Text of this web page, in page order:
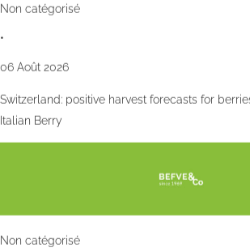
Non catégorisé
•
06 Août 2026
Switzerland: positive harvest forecasts for
Italian Berry
Non catégorisé